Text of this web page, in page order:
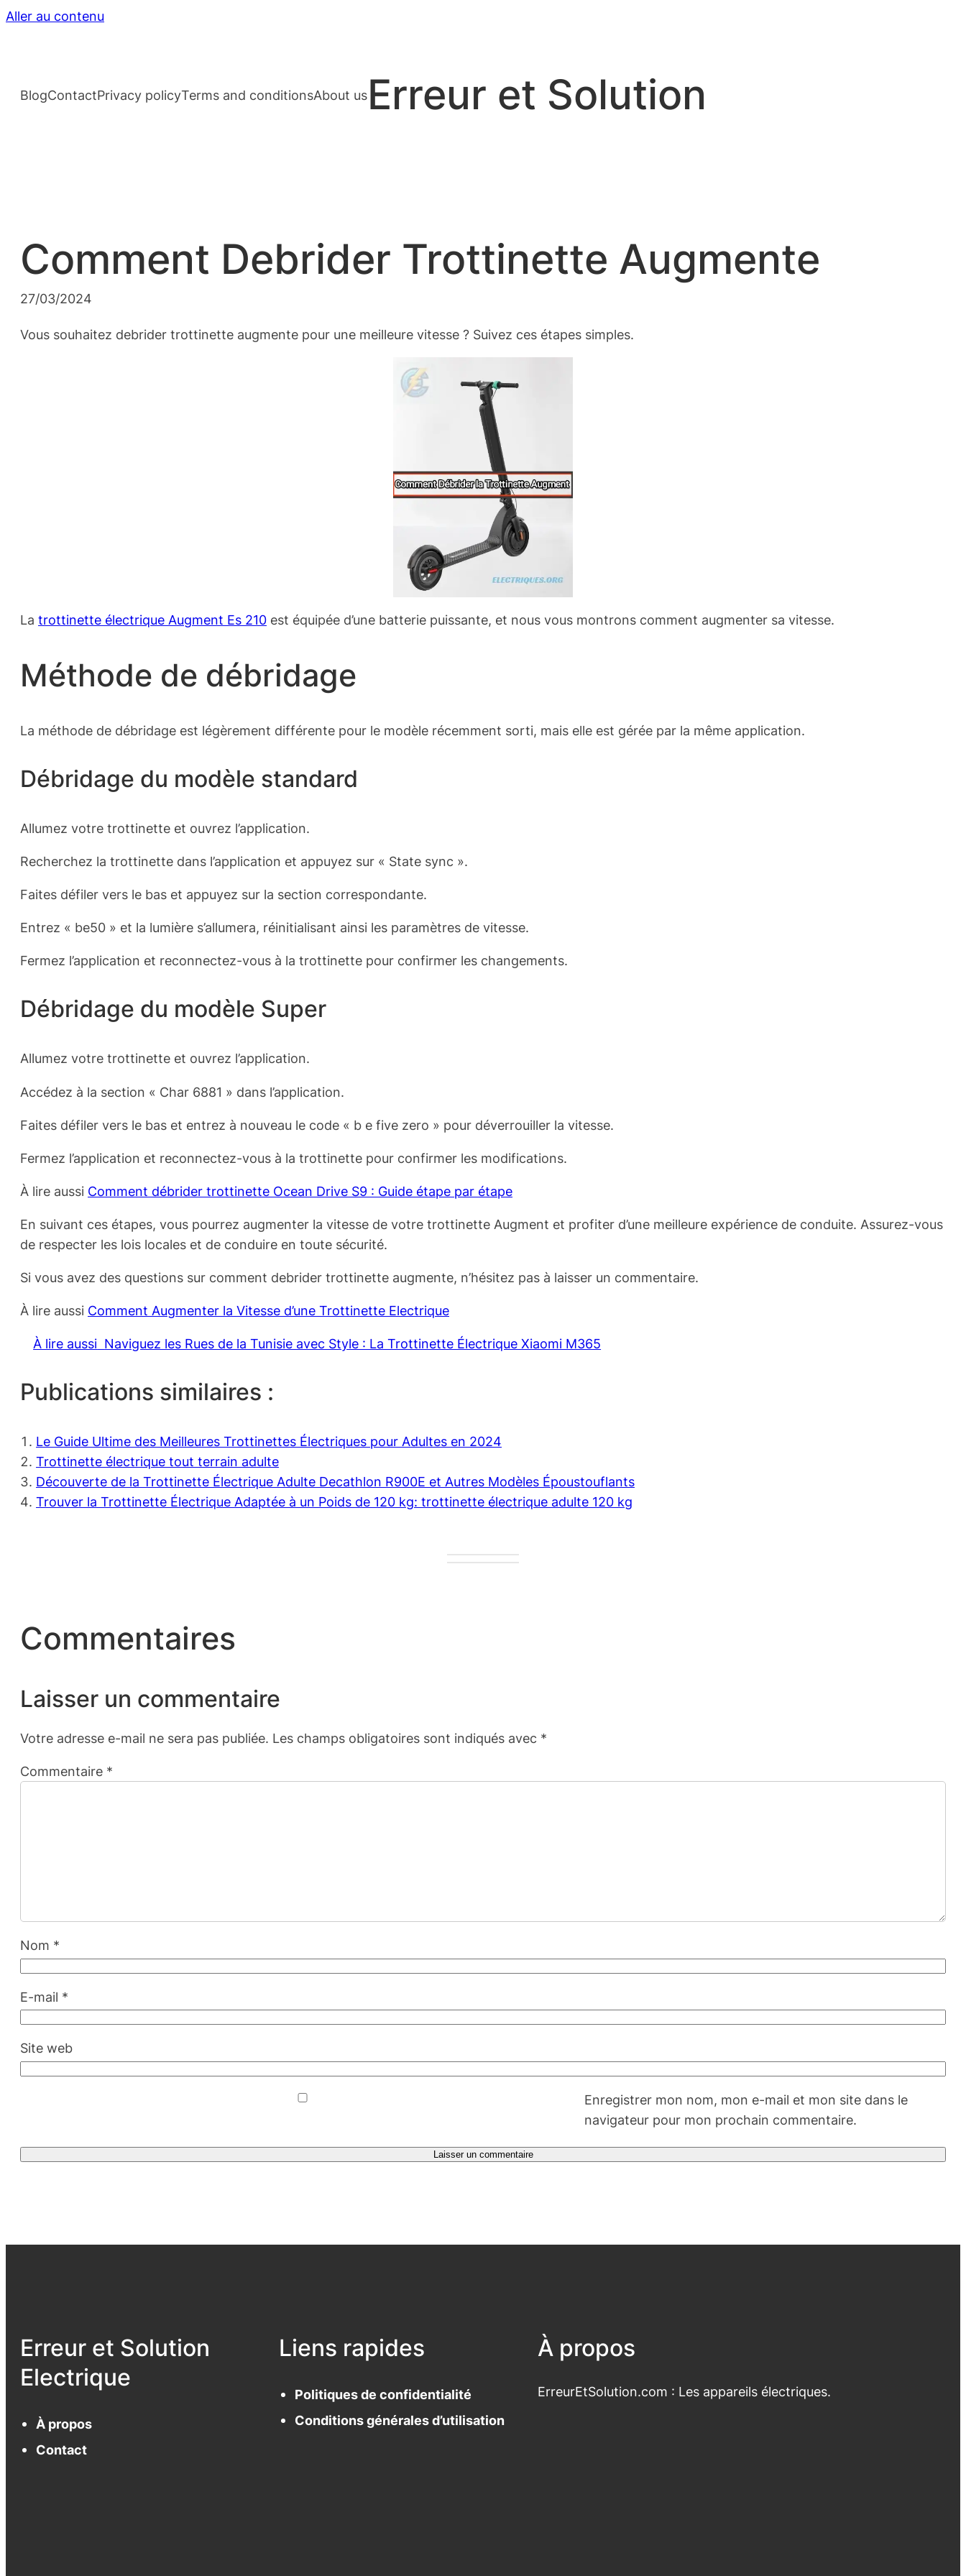
Aller au contenu
BlogContactPrivacy policyTerms and conditionsAbout usErreur et Solution
Comment Debrider Trottinette Augmente
27/03/2024
Vous souhaitez debrider trottinette augmente pour une meilleure vitesse ? Suivez ces étapes simples.
La trottinette électrique Augment Es 210 est équipée d’une batterie puissante, et nous vous montrons comment augmenter sa vitesse.
Méthode de débridage
La méthode de débridage est légèrement différente pour le modèle récemment sorti, mais elle est gérée par la même application.
Débridage du modèle standard
Allumez votre trottinette et ouvrez l’application.
Recherchez la trottinette dans l’application et appuyez sur « State sync ».
Faites défiler vers le bas et appuyez sur la section correspondante.
Entrez « be50 » et la lumière s’allumera, réinitialisant ainsi les paramètres de vitesse.
Fermez l’application et reconnectez-vous à la trottinette pour confirmer les changements.
Débridage du modèle Super
Allumez votre trottinette et ouvrez l’application.
Accédez à la section « Char 6881 » dans l’application.
Faites défiler vers le bas et entrez à nouveau le code « b e five zero » pour déverrouiller la vitesse.
Fermez l’application et reconnectez-vous à la trottinette pour confirmer les modifications.
À lire aussi Comment débrider trottinette Ocean Drive S9 : Guide étape par étape
En suivant ces étapes, vous pourrez augmenter la vitesse de votre trottinette Augment et profiter d’une meilleure expérience de conduite. Assurez-vous
de respecter les lois locales et de conduire en toute sécurité.
Si vous avez des questions sur comment debrider trottinette augmente, n’hésitez pas à laisser un commentaire.
À lire aussi Comment Augmenter la Vitesse d’une Trottinette Electrique
À lire aussi Naviguez les Rues de la Tunisie avec Style : La Trottinette Électrique Xiaomi M365
Publications similaires :
Le Guide Ultime des Meilleures Trottinettes Électriques pour Adultes en 2024
Trottinette électrique tout terrain adulte
Découverte de la Trottinette Électrique Adulte Decathlon R900E et Autres Modèles Époustouflants
Trouver la Trottinette Électrique Adaptée à un Poids de 120 kg: trottinette électrique adulte 120 kg
Commentaires
Laisser un commentaire
Votre adresse e-mail ne sera pas publiée. Les champs obligatoires sont indiqués avec *
Commentaire *
Nom *
E-mail *
Site web
Enregistrer mon nom, mon e-mail et mon site dans le
navigateur pour mon prochain commentaire.
Erreur et Solution
Electrique
À propos
Contact
Liens rapides
Politiques de confidentialité
Conditions générales d’utilisation
À propos
ErreurEtSolution.com : Les appareils électriques.